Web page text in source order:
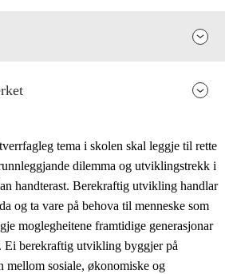
tema i skolen skal leggje til rette
dilemma og utviklingstrekk i
handterast. Berekraftig utvikling handlar
og ta vare på behova til menneske som
moglegheitene framtidige generasjonar
Ei berekraftig utvikling byggjer på
mellom sosiale, økonomiske og